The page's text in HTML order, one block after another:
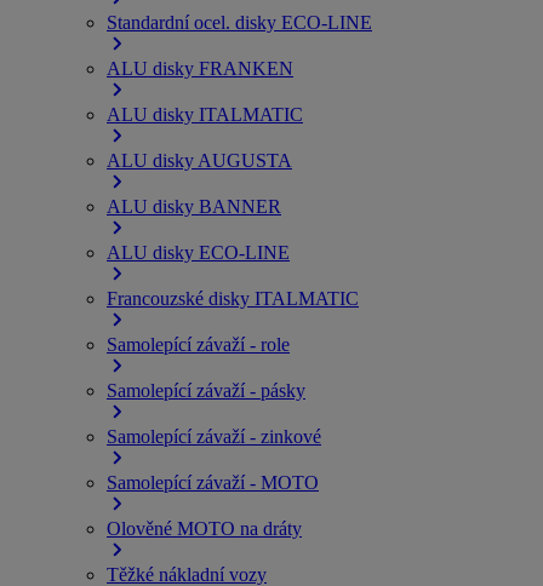
Standardní ocel. disky ECO-LINE
ALU disky FRANKEN
ALU disky ITALMATIC
ALU disky AUGUSTA
ALU disky BANNER
ALU disky ECO-LINE
Francouzské disky ITALMATIC
Samolepící závaží - role
Samolepící závaží - pásky
Samolepící závaží - zinkové
Samolepící závaží - MOTO
Olověné MOTO na dráty
Těžké nákladní vozy